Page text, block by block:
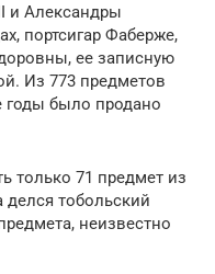
и Александры
портсигар Фаберже,
ее записную
Из 773 предметов
годы было продано
только 71 предмет из
тобольский
неизвестно